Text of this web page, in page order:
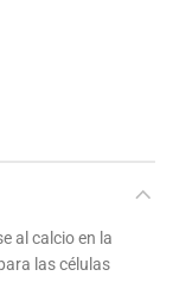
al calcio en la
las células